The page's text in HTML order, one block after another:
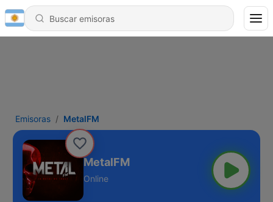
Emisoras MetalFM
MetalFM
Online